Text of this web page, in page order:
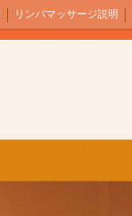
リンパマッサージ説明